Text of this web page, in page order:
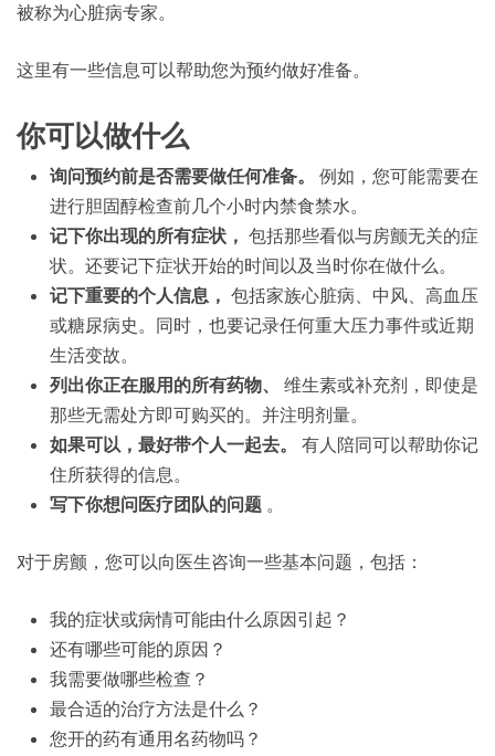
被称为心脏病专家。
这里有一些信息可以帮助您为预约做好准备。
你可以做什么
询问预约前是否需要做任何准备。
例如，您可能需要在
进行胆固醇检查前几个小时内禁食禁水。
记下你出现的所有症状， 包括那些看似与房颤无关的症
状。还要记下症状开始的时间以及当时你在做什么。
记下重要的个人信息， 包括家族心脏病、中风、高血压
或糖尿病史。同时，也要记录任何重大压力事件或近期
生活变故。
列出你正在服用的所有药物、
维生素或补充剂，即使是
那些无需处方即可购买的。并注明剂量。
如果可以，最好带个人一起去。
有人陪同可以帮助你记
住所获得的信息。
写下你想问医疗团队的问题 。
对于房颤，您可以向医生咨询一些基本问题，包括：
我的症状或病情可能由什么原因引起？
还有哪些可能的原因？
我需要做哪些检查？
最合适的治疗方法是什么？
您开的药有通用名药物吗？